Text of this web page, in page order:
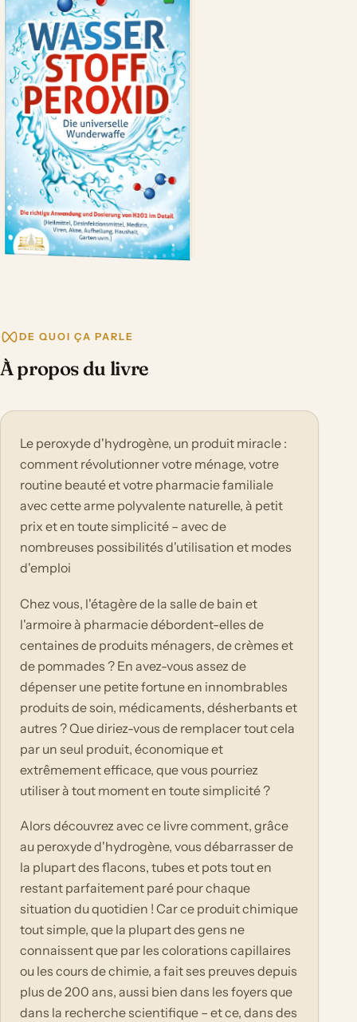
DE QUOI ÇA PARLE
À propos du livre
Le peroxyde d'hydrogène, un produit miracle :
comment révolutionner votre ménage, votre
routine beauté et votre pharmacie familiale
avec cette arme polyvalente naturelle, à petit
prix et en toute simplicité – avec de
nombreuses possibilités d'utilisation et modes
d'emploi
Chez vous, l'étagère de la salle de bain et
l'armoire à pharmacie débordent-elles de
centaines de produits ménagers, de crèmes et
de pommades ? En avez-vous assez de
dépenser une petite fortune en innombrables
produits de soin, médicaments, désherbants et
autres ? Que diriez-vous de remplacer tout cela
par un seul produit, économique et
extrêmement efficace, que vous pourriez
utiliser à tout moment en toute simplicité ?
Alors découvrez avec ce livre comment, grâce
au peroxyde d'hydrogène, vous débarrasser de
la plupart des flacons, tubes et pots tout en
restant parfaitement paré pour chaque
situation du quotidien ! Car ce produit chimique
tout simple, que la plupart des gens ne
connaissent que par les colorations capillaires
ou les cours de chimie, a fait ses preuves depuis
plus de 200 ans, aussi bien dans les foyers que
dans la recherche scientifique – et ce, dans des